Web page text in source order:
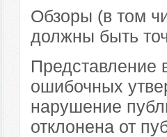
Обзоры (в том
должны быть
Представление
ошибочных
нарушение
отклонена от